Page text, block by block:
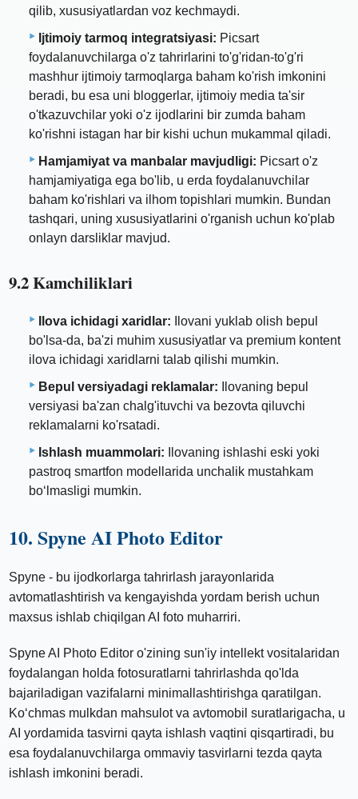
qilib, xususiyatlardan voz kechmaydi.
Ijtimoiy tarmoq integratsiyasi: Picsart
foydalanuvchilarga o'z tahrirlarini to'g'ridan-to'g'ri
mashhur ijtimoiy tarmoqlarga baham ko'rish imkonini
beradi, bu esa uni bloggerlar, ijtimoiy media ta'sir
o'tkazuvchilar yoki o'z ijodlarini bir zumda baham
ko'rishni istagan har bir kishi uchun mukammal qiladi.
Hamjamiyat va manbalar mavjudligi: Picsart o'z
hamjamiyatiga ega bo'lib, u erda foydalanuvchilar
baham ko'rishlari va ilhom topishlari mumkin. Bundan
tashqari, uning xususiyatlarini o'rganish uchun ko'plab
onlayn darsliklar mavjud.
9.2 Kamchiliklari
Ilova ichidagi xaridlar: Ilovani yuklab olish bepul
bo'lsa-da, ba'zi muhim xususiyatlar va premium kontent
ilova ichidagi xaridlarni talab qilishi mumkin.
Bepul versiyadagi reklamalar: Ilovaning bepul
versiyasi ba'zan chalg'ituvchi va bezovta qiluvchi
reklamalarni ko'rsatadi.
Ishlash muammolari: Ilovaning ishlashi eski yoki
pastroq smartfon modellarida unchalik mustahkam
bo‘lmasligi mumkin.
10. Spyne AI Photo Editor
Spyne - bu ijodkorlarga tahrirlash jarayonlarida
avtomatlashtirish va kengayishda yordam berish uchun
maxsus ishlab chiqilgan AI foto muharriri.
Spyne AI Photo Editor o'zining sun'iy intellekt vositalaridan
foydalangan holda fotosuratlarni tahrirlashda qo'lda
bajariladigan vazifalarni minimallashtirishga qaratilgan.
Ko‘chmas mulkdan mahsulot va avtomobil suratlarigacha, u
AI yordamida tasvirni qayta ishlash vaqtini qisqartiradi, bu
esa foydalanuvchilarga ommaviy tasvirlarni tezda qayta
ishlash imkonini beradi.